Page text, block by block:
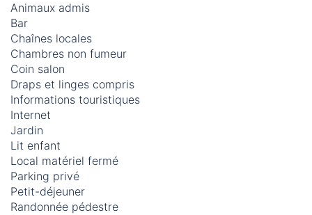
Animaux admis
Bar
Chaînes locales
Chambres non fumeur
Coin salon
Draps et linges compris
Informations touristiques
Internet
Jardin
Lit enfant
Local matériel fermé
Parking privé
Petit-déjeuner
Randonnée pédestre